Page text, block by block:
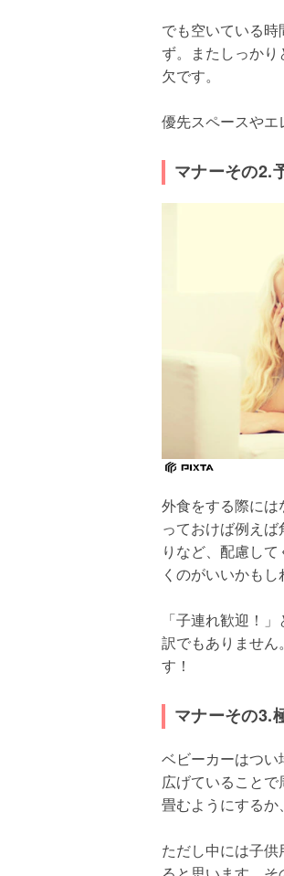
でも空いている
ず。またしっか
欠です。
優先スペースやエ
マナーその2.
外食をする際に
っておけば例え
りなど、配慮し
くのがいいかもし
「子連れ歓迎！
訳でもありませ
す！
マナーその3.
ベビーカーはつ
広げていること
畳むようにするか
ただし中には子